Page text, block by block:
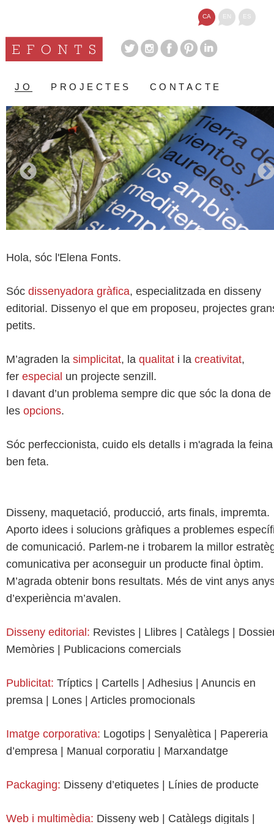
CA EN ES
JO PROJECTES CONTACTE
Hola, sóc l'Elena Fonts.
Sóc dissenyadora gràfica, especialitzada en disseny
editorial. Dissenyo el que em proposeu, projectes
petits.
M’agraden la simplicitat, la qualitat i la creativitat,
fer especial un projecte senzill.
I davant d’un problema sempre dic que sóc la dona de
les opcions.
Sóc perfeccionista, cuido els detalls i m'agrada la feina
ben feta.
Disseny, maquetació, producció, arts finals, impremta.
Aporto idees i solucions gràfiques a problemes
de comunicació. Parlem-ne i trobarem la millor
comunicativa per aconseguir un producte final òptim.
M’agrada obtenir bons resultats. Més de vint anys
d’experiència m’avalen.
Disseny editorial: Revistes | Llibres | Catàlegs |
Memòries | Publicacions comercials
Publicitat: Tríptics | Cartells | Adhesius | Anuncis en
premsa | Lones | Articles promocionals
Imatge corporativa: Logotips | Senyalètica | Papereria
d’empresa | Manual corporatiu | Marxandatge
Packaging: Disseny d’etiquetes | Línies de producte
Web i multimèdia: Disseny web | Catàlegs digitals |